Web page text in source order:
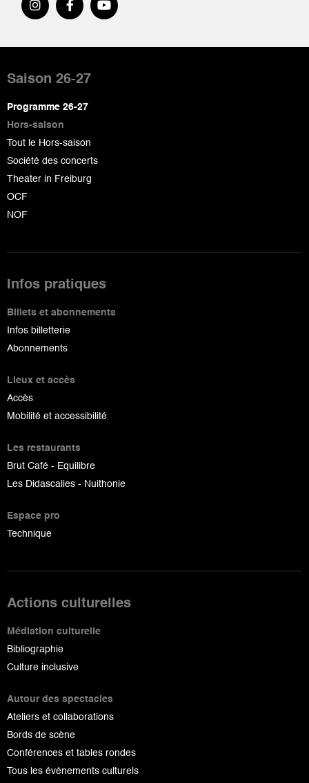
de
page
Saison 26-27
Programme 26-27
Hors-saison
Tout le Hors-saison
Société des concerts
Theater in Freiburg
OCF
NOF
Infos pratiques
Billets et abonnements
Infos billetterie
Abonnements
Lieux et accès
Accès
Mobilité et accessibilité
Les restaurants
Brut Café - Equilibre
Les Didascalies - Nuithonie
Espace pro
Technique
Actions culturelles
Médiation culturelle
Bibliographie
Culture inclusive
Autour des spectacles
Ateliers et collaborations
Bords de scène
Conférences et tables rondes
Tous les événements culturels